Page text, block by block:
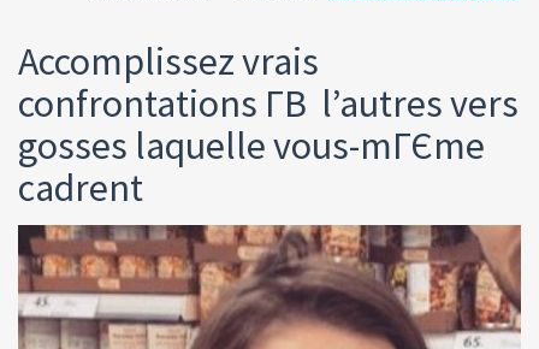
Accomplissez vrais
confrontations Г­В l’autres vers
gosses laquelle vous-mГЄme
cadrent